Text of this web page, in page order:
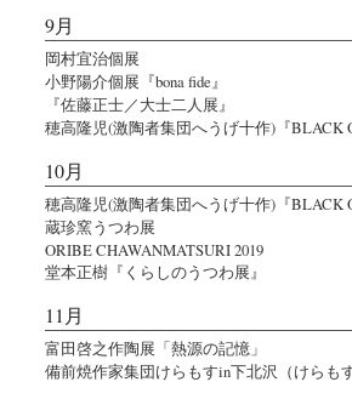
9月
岡村宜治個展
小野陽介個展『bona fide』
『佐藤正士／大士二人展』
穂高隆児(激陶者集団へうげ十作)『BLACK
10月
穂高隆児(激陶者集団へうげ十作)『BLACK
蔵珍窯うつわ展
ORIBE CHAWANMATSURI 2019
堂本正樹『くらしのうつわ展』
11月
富田啓之作陶展「熱源の記憶」
備前焼作家集団けらもすin下北沢（けらもす